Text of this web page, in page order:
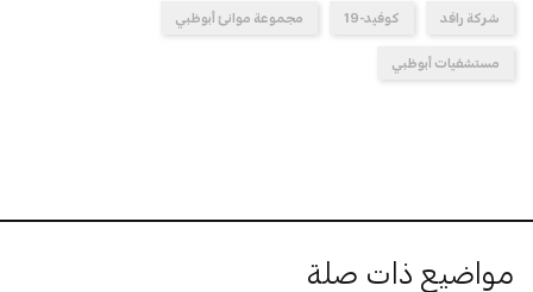
شركة رافد كوفيد-19 مجموعة موانئ أبوظبي
مستشفيات أبوظبي
مواضيع ذات صلة